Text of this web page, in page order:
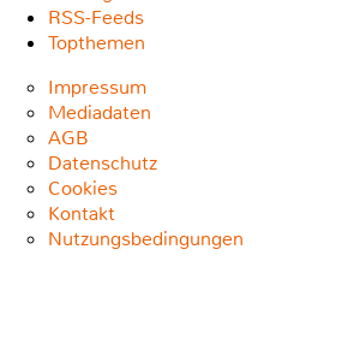
RSS-Feeds
Topthemen
Impressum
Mediadaten
AGB
Datenschutz
Cookies
Kontakt
Nutzungsbedingungen